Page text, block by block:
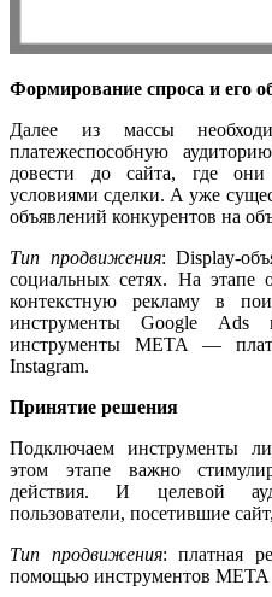
Формирование спроса и его
Далее из массы
платежеспособную
довести до сайта, где
условиями сделки. А уже
объявлений конкурентов на
Тип продвижения: Display-
социальных сетях. На этапе
контекстную рекламу в
инструменты Google
инструменты META —
Instagram.
Принятие решения
Подключаем инструменты
этом этапе важно
действия. И целевой
пользователи, посетившие
Тип продвижения: платная
помощью инструментов META